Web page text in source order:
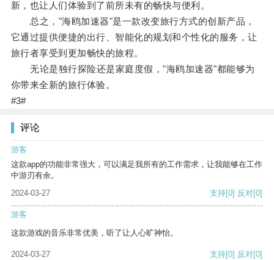
新，也让人们体验到了前所未有的畅快与便利。
总之，"海鸥加速器"是一款改变旅行方式的创新产品，
它通过提供便捷的出行、智能化的规划和个性化的服务，让
旅行者享受到更加畅快的旅程。
无论是独行探险还是家庭度假，"海鸥加速器"都能够为
你带来全新的旅行体验。
#3#
评论
游客
这款app的功能非常强大，可以满足我所有的工作需求，让我能够在工作
中游刃有余。
2024-03-27
支持[0] 反对[0]
游客
这款游戏的音乐非常优美，听了让人心旷神怡。
2024-03-27 支持[0] 反对[0]